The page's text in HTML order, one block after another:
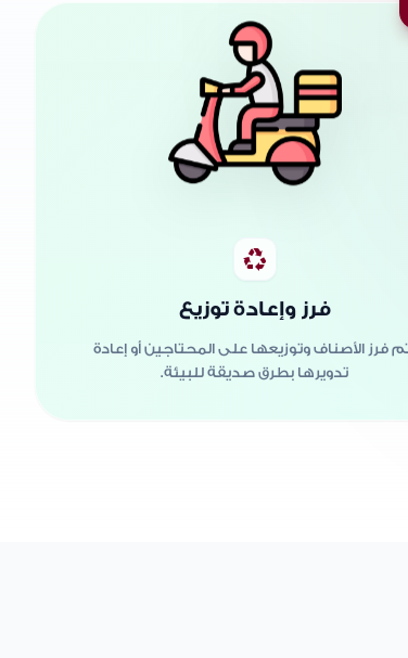
recycling
فرز وإعادة توزيع
فرز الأصناف وتوزيعها على المحتاجين أو إعادة
تدويرها بطرق صديقة للبيئة.